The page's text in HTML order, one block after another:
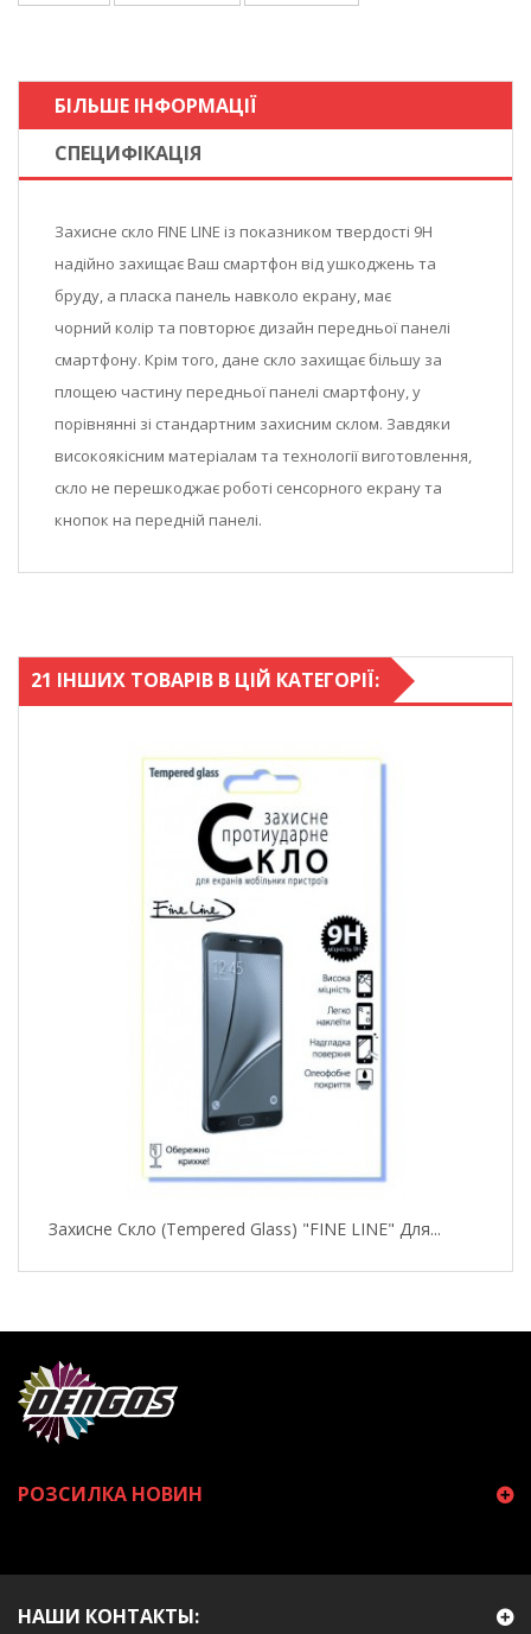
БІЛЬШЕ ІНФОРМАЦІЇ
СПЕЦИФІКАЦІЯ
Захисне скло FINE LINE із показником твердості 9Н
надійно захищає Ваш смартфон від ушкоджень та
бруду, а пласка панель навколо екрану, має
чорний колір та повторює дизайн передньої панелі
смартфону. Крім того, дане скло захищає більшу за
площею частину передньої панелі смартфону, у
порівнянні зі стандартним захисним склом. Завдяки
високоякісним матеріалам та технології виготовлення,
скло не перешкоджає роботі сенсорного екрану та
кнопок на передній панелі.
21 ІНШИХ ТОВАРІВ В ЦІЙ КАТЕГОРІЇ:
Захисне Скло (Tempered Glass) "FINE LINE" Для...
РОЗСИЛКА НОВИН
НАШИ КОНТАКТЫ: